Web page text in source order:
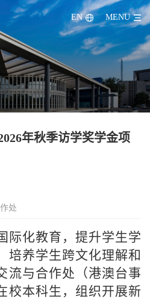
EN MENU
年秋季访学奖学金项
处
化教育，提升学生学
培养学生跨文化理解和
流与合作处（港澳台事
校本科生，组织开展新